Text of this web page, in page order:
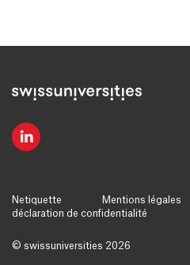
Netiquette
Mentions légales
déclaration de confidentialité
© swissuniversities 2026